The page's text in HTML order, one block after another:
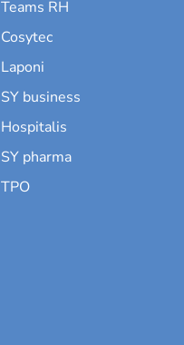
Teams RH
Cosytec
Laponi
SY business
Hospitalis
SY pharma
TPO